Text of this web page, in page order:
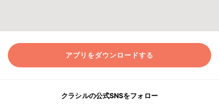
アプリをダウンロードする
クラシルの公式SNSをフォロー